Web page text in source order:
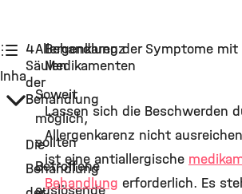
Inhalt:
4
Säulen
der
Behandlung
Die
Behandlung
Allergenkarenz
Soweit
möglich,
sollten
Betroffene
auslösende
Behandlung der Symptome mit
Medikamenten
Lassen sich die Beschwerden
Allergenkarenz nicht
ist eine antiallergische
Behandlung erforderlich. Es